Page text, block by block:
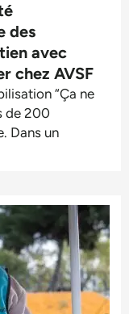
des
avec
chez AVSF
“Ça ne
de 200
Dans un